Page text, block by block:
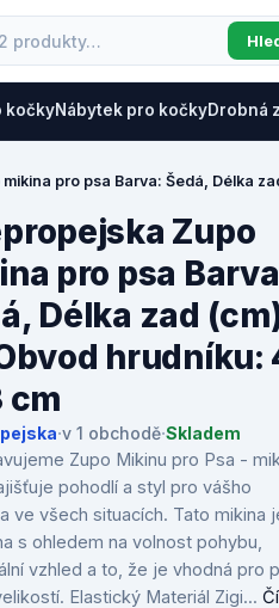
kočkyNábytek pro kočkyDrobná
pro psa Barva: Šedá, Délka
Zupo
pro psa
Délka zad
hrudníku:
cm
·v 1 obchodě·Skladem
Zupo Mikinu pro Psa -
pohodlí a styl pro vášho
ve všech situacích. Tato mikina
s ohledem na volnost pohybu,
vzhled a to, že je vhodná pro
Elastický Materiál Zigi...